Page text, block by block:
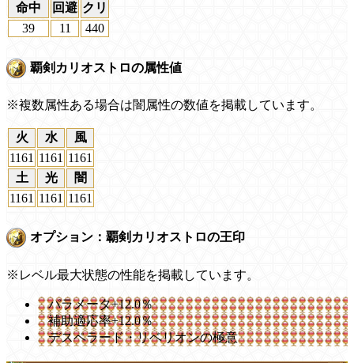
命中
回避 クリ
39
11 440
覇剣カリオストロの属性値
※複数属性ある場合は闇属性の数値を掲載しています。
火 水
風
1161 1161 1161
土
光
闇
1161 1161 1161
オプション：覇剣カリオストロの王印
※レベル最大状態の性能を掲載しています。
パラメータ+12.0％
補助適応率+12.0％
デスペラード・リベリオンの極意